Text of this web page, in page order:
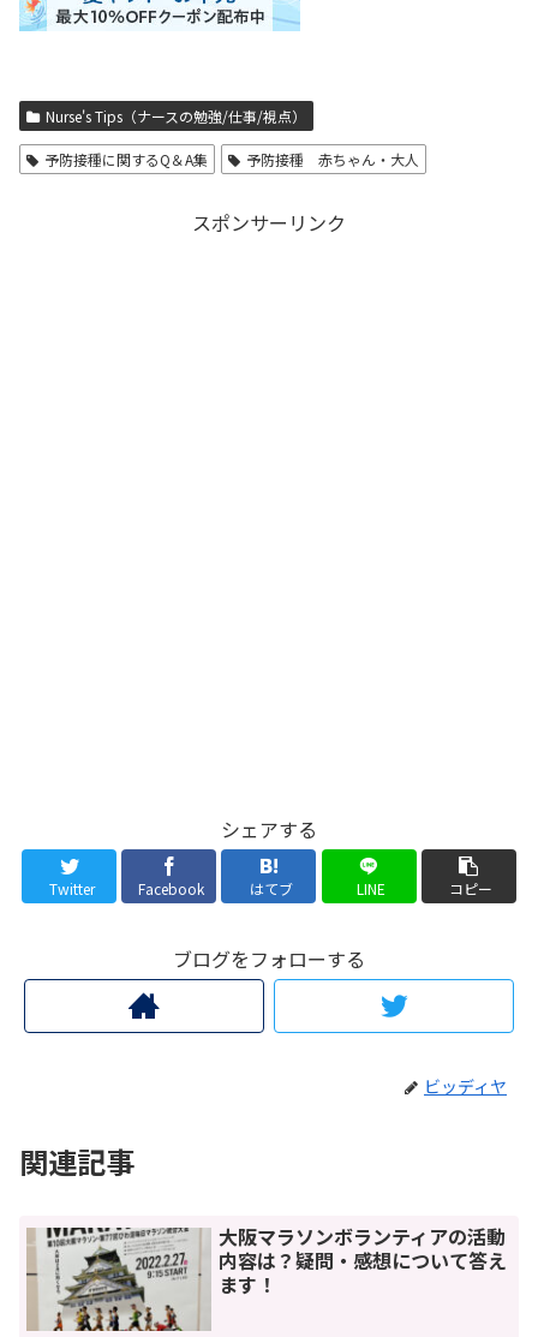
Nurse's Tips（ナースの勉強/仕事/視点）
予防接種に関するQ＆A集 予防接種 赤ちゃん・大人
スポンサーリンク
シェアする
Twitter Facebook はてブ LINE コピー
ブログをフォローする
ビッディヤ
関連記事
大阪マラソンボランティアの活動
内容は？疑問・感想について答え
ます！